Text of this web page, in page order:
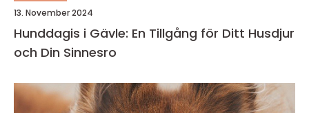
13. November 2024
Hunddagis i Gävle: En Tillgång för Ditt Husdjur
och Din Sinnesro